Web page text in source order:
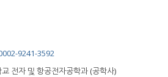
9241-3592
전자 및 항공전자공학과 (공학사)